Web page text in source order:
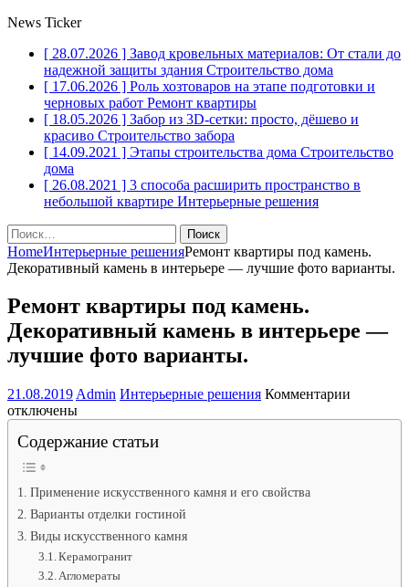
News Ticker
[ 28.07.2026 ] Завод кровельных материалов: От стали до
надежной защиты здания Строительство дома
[ 17.06.2026 ] Роль хозтоваров на этапе подготовки и
черновых работ Ремонт квартиры
[ 18.05.2026 ] Забор из 3D-сетки: просто, дёшево и
красиво Строительство забора
[ 14.09.2021 ] Этапы строительства дома Строительство
дома
[ 26.08.2021 ] 3 способа расширить пространство в
небольшой квартире Интерьерные решения
Найти:
HomeИнтерьерные решенияРемонт квартиры под камень.
Декоративный камень в интерьере — лучшие фото варианты.
Ремонт квартиры под камень.
Декоративный камень в интерьере —
лучшие фото варианты.
21.08.2019 Admin Интерьерные решения Комментарии
отключены
Содержание статьи
Применение искусственного камня и его свойства
Варианты отделки гостиной
Виды искусственного камня
Керамогранит
Агломераты